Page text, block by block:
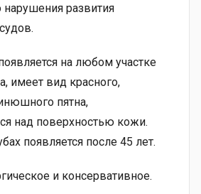
развития
на любом участке
имеет вид красного,
пятна,
над поверхностью кожи.
появляется после 45 лет.
и консервативное.